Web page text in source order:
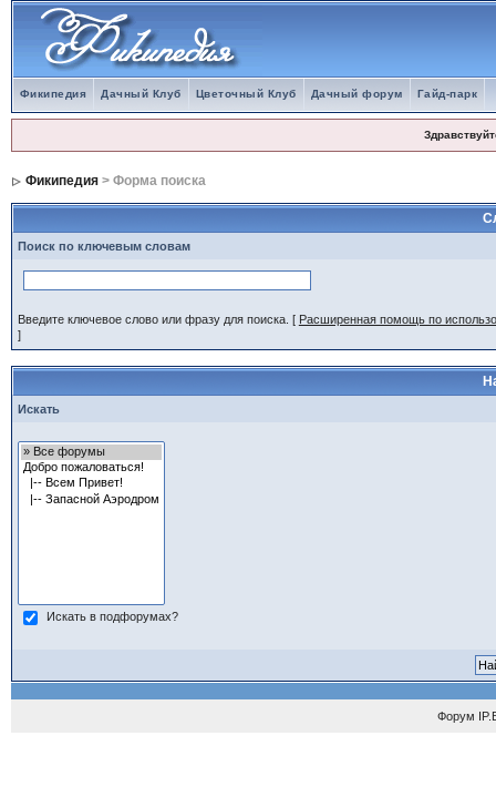
Фикипедия Дачный Клуб Цветочный Клуб Дачный форум Гайд-парк
Фикипедия> Форма поиска
Поиск по ключевым словам
Введите ключевое слово или фразу для поиска. [ Расширенная помощь по
]
Искать
Искать в подфорумах?
Форум